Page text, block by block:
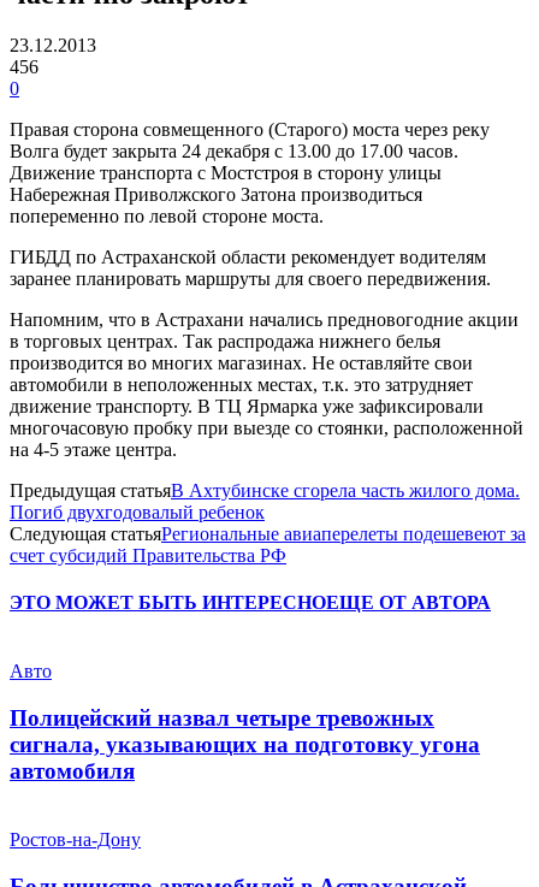
23.12.2013
456
0
Правая сторона совмещенного (Старого) моста через реку
Волга будет закрыта 24 декабря с 13.00 до 17.00 часов.
Движение транспорта с Мостстроя в сторону улицы
Набережная Приволжского Затона производиться
попеременно по левой стороне моста.
ГИБДД по Астраханской области рекомендует водителям
заранее планировать маршруты для своего передвижения.
Напомним, что в Астрахани начались предновогодние акции
в торговых центрах. Так распродажа нижнего белья
производится во многих магазинах. Не оставляйте свои
автомобили в неположенных местах, т.к. это затрудняет
движение транспорту. В ТЦ Ярмарка уже зафиксировали
многочасовую пробку при выезде со стоянки, расположенной
на 4-5 этаже центра.
Предыдущая статьяВ Ахтубинске сгорела часть жилого дома.
Погиб двухгодовалый ребенок
Следующая статьяРегиональные авиаперелеты подешевеют за
счет субсидий Правительства РФ
ЭТО МОЖЕТ БЫТЬ ИНТЕРЕСНОЕЩЕ ОТ АВТОРА
Авто
Полицейский назвал четыре тревожных
сигнала, указывающих на подготовку угона
автомобиля
Ростов-на-Дону